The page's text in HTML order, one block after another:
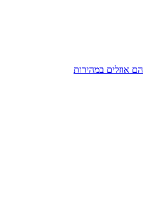
הם אוזלים במהירות